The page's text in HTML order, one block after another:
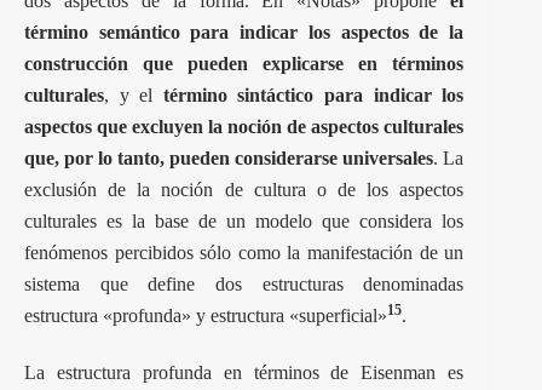
término semántico para indicar los aspectos de la
construcción que pueden explicarse en términos
culturales, y el término sintáctico para indicar los
aspectos que excluyen la noción de aspectos culturales
que, por lo tanto, pueden considerarse universales. La
exclusión de la noción de cultura o de los aspectos
culturales es la base de un modelo que considera los
fenómenos percibidos sólo como la manifestación de un
sistema que define dos estructuras denominadas
estructura «profunda» y estructura «superficial»15.
La estructura profunda en términos de Eisenman es